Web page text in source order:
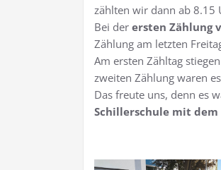
zählten wir dann ab 8.15
Bei der ersten Zählung
Zählung am letzten
Am ersten Zähltag stiegen
zweiten Zählung waren es
Das freute uns, denn es
Schillerschule mit dem